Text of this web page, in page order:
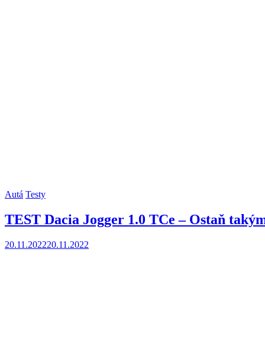
Autá Testy
TEST Dacia Jogger 1.0 TCe – Ostaň
20.11.202220.11.2022